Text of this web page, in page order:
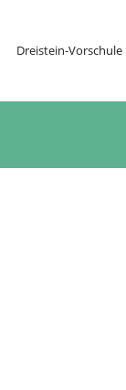
Dreistein-Vorschule